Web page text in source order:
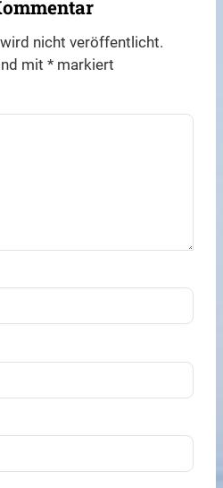
nicht veröffentlicht.
mit* markiert